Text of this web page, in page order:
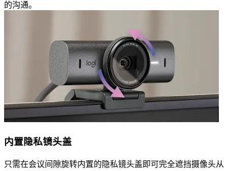
的沟通。
内置隐私镜头盖
只需在会议间隙旋转内置的隐私镜头盖即可完全遮挡摄像头从